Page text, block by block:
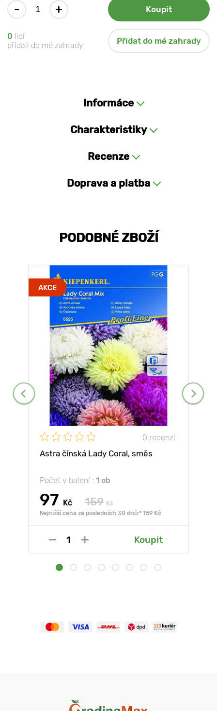
- + Koupit
0 lidí
přidali do mé zahrady
Přidat do mé zahrady
Informáce
Charakteristiky
Recenze
Doprava a platba
PODOBNÉ ZBOŽÍ
AKCE
0 recenzí
Astra čínská Lady Coral, směs
Počet v balení : 1 ob
97 Kč 159 Kč
Nejnižší cena za posledních 30 dnů:* 159 Kč
Koupit